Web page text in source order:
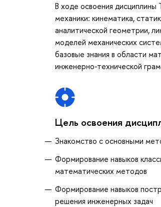
В ходе освоения дисциплины
механики: кинематика,
аналитической геометрии,
моделей механических
базовые знания в области
инженерно-технической
Цель освоения
Знакомство с основными
Формирование навыков
математических методов
Формирование навыков
решения инженерных задач